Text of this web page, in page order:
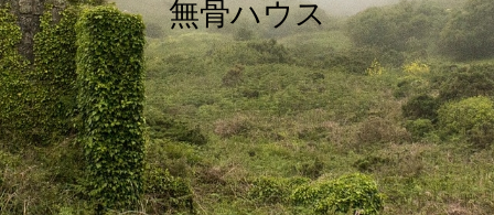
無骨ハウス